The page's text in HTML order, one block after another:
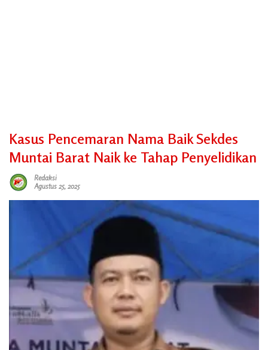
Kasus Pencemaran Nama Baik Sekdes
Muntai Barat Naik ke Tahap Penyelidikan
Redaksi
Agustus 25, 2025